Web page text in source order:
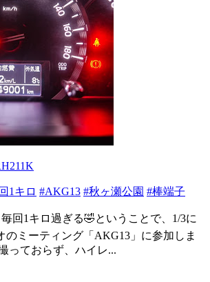
1キロ #AKG13 #秋ヶ瀬公園 #棒端子
回1キロ過ぎる🤣ということで、1/3に
のミーティング「AKG13」に参加しま
っておらず、ハイレ...